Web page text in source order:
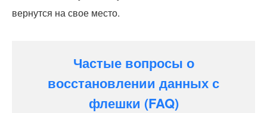
вернутся на свое место.
Частые вопросы о
восстановлении данных с
флешки (FAQ)